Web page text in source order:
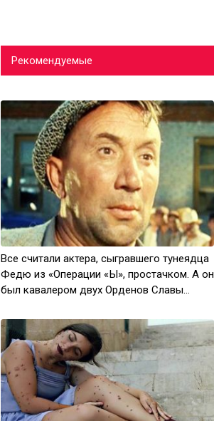
Рекомендуемые
Все считали актера, сыгравшего тунеядца
Федю из «Операции «Ы», простачком. А он
был кавалером двух Орденов Славы…